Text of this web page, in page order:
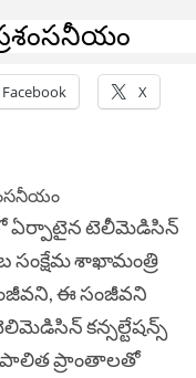
Facebook X
ఏర్పాటైన టెలీమెడిసిన్
సంక్షేమ శాఖామంత్రి
ఈ సంజీవని
కన్సల్టేషన్స్
ప్రాంతాలతో